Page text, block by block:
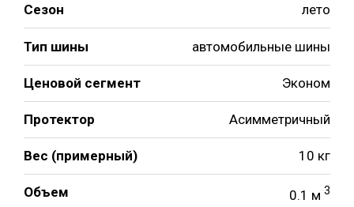
Сезон лето
Тип шины автомобильные шины
Ценовой сегмент Эконом
Протектор Асимметричный
Вес (примерный) 10 кг
Объем 0.1 м 3